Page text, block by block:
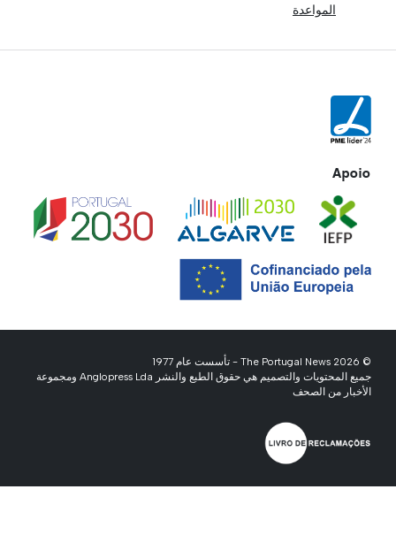
المواعدة
Apoio
© 2026 The Portugal News - تأسست عام 1977
جميع المحتويات والتصميم هي حقوق الطبع والنشر Anglopress Lda ومجموعة
الأخبار من الصحف